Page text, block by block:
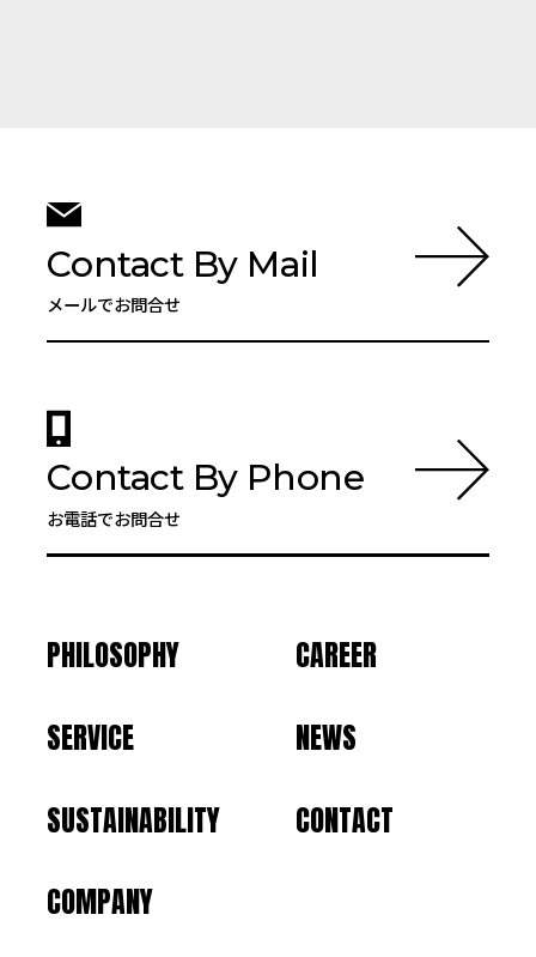
Contact By Mail
メールでお問合せ
Contact By Phone
お電話でお問合せ
PHILOSOPHY
SERVICE
SUSTAINABILITY
COMPANY
CAREER
NEWS
CONTACT